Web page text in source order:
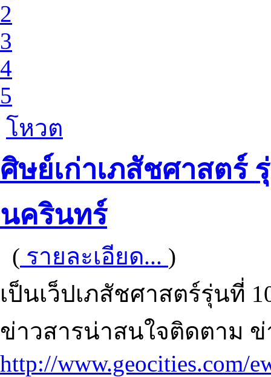
2
3
4
5
โหวต
ศิษย์เก่าเภสัชศาสตร์
นครินทร์
( รายละเอียด... )
เป็นเว็ปเภสัชศาสตร์รุ่นที่
ข่าวสารน่าสนใจติดตาม
http://www.geocities.com/